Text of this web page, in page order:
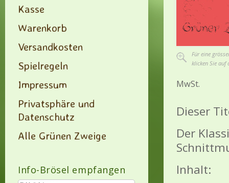
Kasse
Warenkorb
Versandkosten
Spielregeln
Impressum
Privatsphäre und
Datenschutz
Alle Grünen Zweige
Info-Brösel empfangen
Für eine
klicken Sie auf
MwSt.
Dieser
Der
Inhalt: